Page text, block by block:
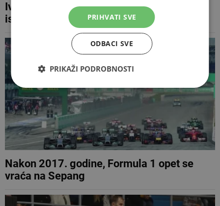
Ivan Soldo osvojio naslov prvaka BiH i
ispisao povijest BK Posušje
Nakon 2017. godine, Formula 1 opet se
vraća na Sepang
PRIHVATI SVE
ODBACI SVE
PRIKAŽI PODROBNOSTI